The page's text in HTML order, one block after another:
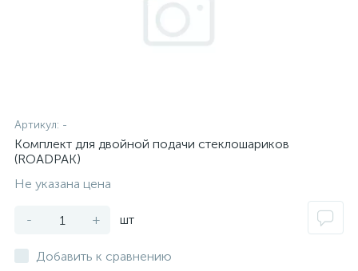
Артикул: -
Комплект для двойной подачи стеклошариков
(ROADPAK)
Не указана цена
- + шт
Добавить к сравнению